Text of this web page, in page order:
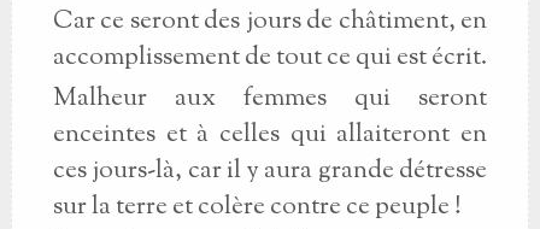
Car ce seront des jours de châtiment, en
accomplissement de tout ce qui est écrit.
Malheur aux femmes qui seront
enceintes et à celles qui allaiteront en
ces jours-là, car il y aura grande détresse
sur la terre et colère contre ce peuple !